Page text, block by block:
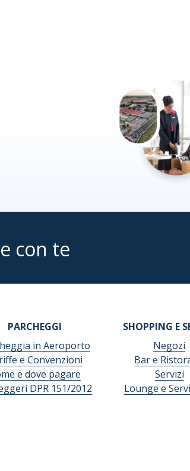
con te
PARCHEGGI
in Aeroporto
e Convenzioni
e dove pagare
DPR 151/2012
SHOPPING E
Negozi
Bar e
Servizi
Lounge e